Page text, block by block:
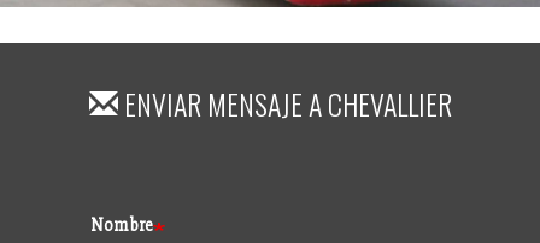
ENVIAR MENSAJE ACHEVALLIER
Formulario
Nombre